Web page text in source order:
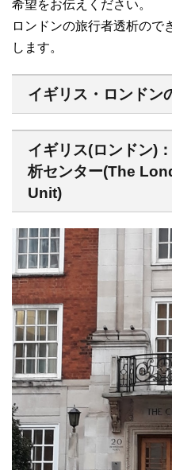
希望をお伝えください。
ロンドンの旅行者透析ので
します。
イギリス・ロンドン
イギリス(ロンドン)
析センター(The
Unit)